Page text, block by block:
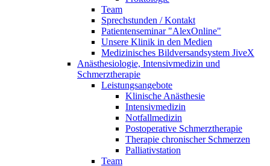
Team
Sprechstunden / Kontakt
Patientenseminar "AlexOnline"
Unsere Klinik in den Medien
Medizinisches Bildversandsystem JiveX
Anästhesiologie, Intensivmedizin und
Schmerztherapie
Leistungsangebote
Klinische Anästhesie
Intensivmedizin
Notfallmedizin
Postoperative Schmerztherapie
Therapie chronischer Schmerzen
Palliativstation
Team